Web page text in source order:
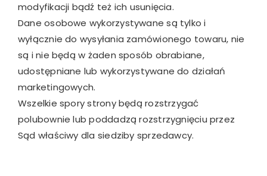
modyfikacji bądź też ich usunięcia.
Dane osobowe wykorzystywane są tylko i
wyłącznie do wysyłania zamówionego towaru, nie
są i nie będą w żaden sposób obrabiane,
udostępniane lub wykorzystywane do działań
marketingowych.
Wszelkie spory strony będą rozstrzygać
polubownie lub poddadzą rozstrzygnięciu przez
Sąd właściwy dla siedziby sprzedawcy.